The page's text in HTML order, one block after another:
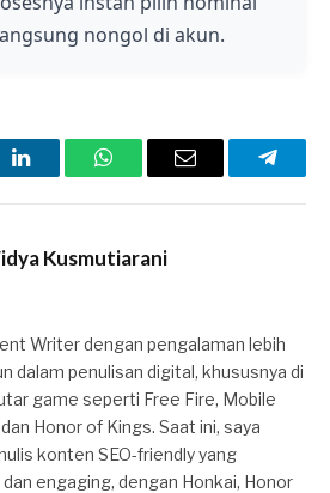
nongol di akun.
LinkedInWhatsAppEmail
Kusmutiarani
Writer dengan pengalaman lebih
dalam penulisan digital, khususnya di
game seperti Free Fire, Mobile
Honor of Kings. Saat ini, saya
konten SEO-friendly yang
engaging, dengan Honkai, Honor